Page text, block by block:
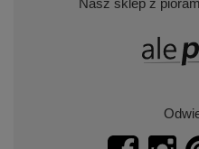
Nasz sklep z